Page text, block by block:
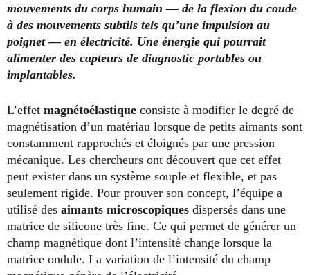
mouvements du corps humain — de la flexion du coude
à des mouvements subtils tels qu’une impulsion au
poignet — en électricité. Une énergie qui pourrait
alimenter des capteurs de diagnostic portables ou
implantables.
L’effet magnétoélastique consiste à modifier le degré de
magnétisation d’un matériau lorsque de petits aimants sont
constamment rapprochés et éloignés par une pression
mécanique. Les chercheurs ont découvert que cet effet
peut exister dans un système souple et flexible, et pas
seulement rigide. Pour prouver son concept, l’équipe a
utilisé des aimants microscopiques dispersés dans une
matrice de silicone très fine. Ce qui permet de générer un
champ magnétique dont l’intensité change lorsque la
matrice ondule. La variation de l’intensité du champ